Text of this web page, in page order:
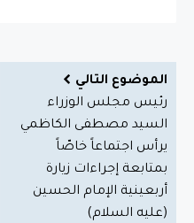
الموضوع التالي
رئيس مجلس الوزراء
السيد مصطفى الكاظمي
يرأس اجتماعاً خاصّاً
بمتابعة إجراءات زيارة
أربعينية الإمام الحسين
(عليه السلام)